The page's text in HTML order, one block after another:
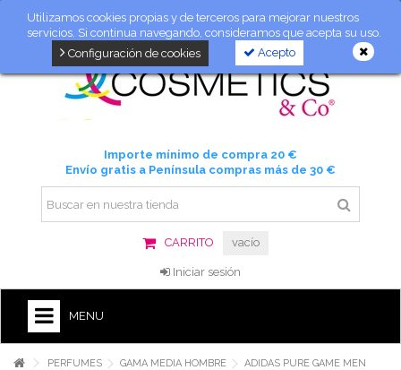
Utilizamos cookies propias y de terceros para mejorar nuestros
servicios. Si continua navegando, consideramos que acepta su uso.
Acepto
Configuración de cookies
Importe mínimo de compra 20 €
Envío gratis a Península compras más de 30 €
CARRITO vacío
Iniciar sesión
MENU
PERFUMES GAMA MEDIA HOMBRE
ADIDAS PURE GAME MEN